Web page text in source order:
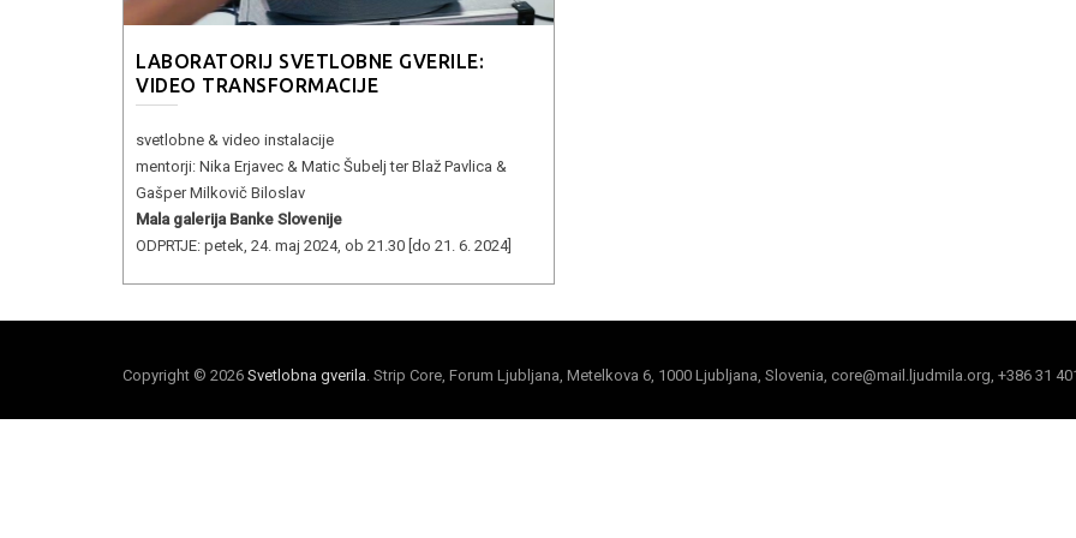
LABORATORIJ SVETLOBNE GVERILE:
VIDEO TRANSFORMACIJE
svetlobne & video instalacije
mentorji: Nika Erjavec & Matic Šubelj ter Blaž Pavlica &
Gašper Milkovič Biloslav
Mala galerija Banke Slovenije
ODPRTJE: petek, 24. maj 2024, ob 21.30 [do 21. 6. 2024]
Copyright © 2026 Svetlobna gverila . Strip Core, Forum Ljubljana, Metelkova 6, 1000 Ljubljana, Slovenia, core@mail.ljudmila.org, +386 31